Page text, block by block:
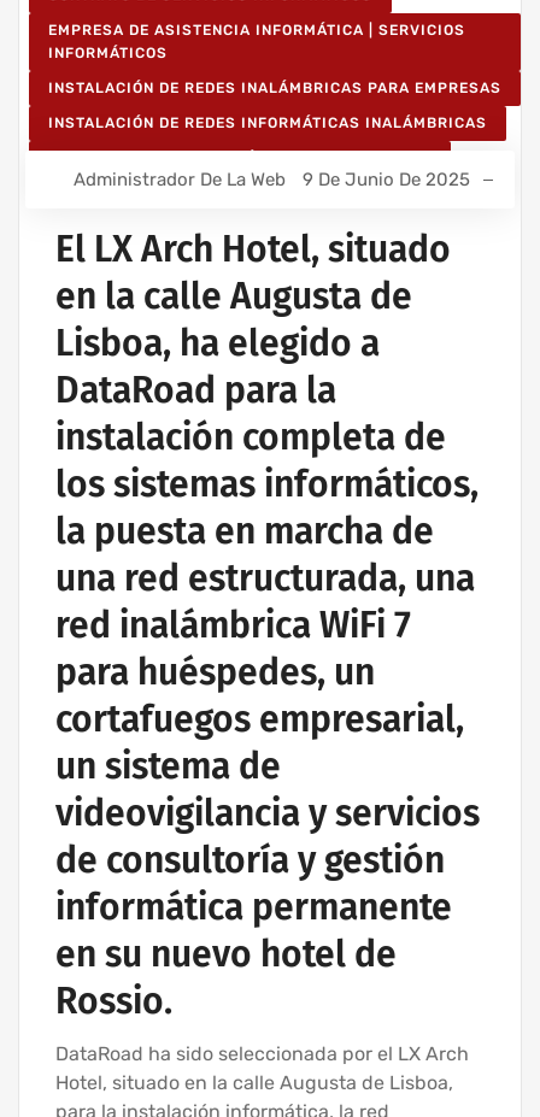
EMPRESA DE ASISTENCIA INFORMÁTICA | SERVICIOS
INFORMÁTICOS
INSTALACIÓN DE REDES INALÁMBRICAS PARA EMPRESAS
INSTALACIÓN DE REDES INFORMÁTICAS INALÁMBRICAS
PROYECTOS DE REDES INALÁMBRICAS
RED INFORMÁTICA ESTRUCTURADA
Administrador De La Web 9 De Junio De 2025
El LX Arch Hotel, situado
en la calle Augusta de
Lisboa, ha elegido a
DataRoad para la
instalación completa de
los sistemas informáticos,
la puesta en marcha de
una red estructurada, una
red inalámbrica WiFi 7
para huéspedes, un
cortafuegos empresarial,
un sistema de
videovigilancia y servicios
de consultoría y gestión
informática permanente
en su nuevo hotel de
Rossio.
DataRoad ha sido seleccionada por el LX Arch
Hotel, situado en la calle Augusta de Lisboa,
para la instalación informática, la red